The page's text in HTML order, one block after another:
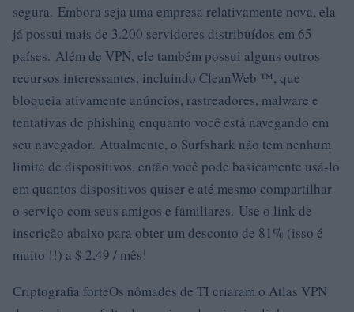
segura. Embora seja uma empresa relativamente nova, ela
já possui mais de 3.200 servidores distribuídos em 65
países. Além de VPN, ele também possui alguns outros
recursos interessantes, incluindo CleanWeb ™, que
bloqueia ativamente anúncios, rastreadores, malware e
tentativas de phishing enquanto você está navegando em
seu navegador. Atualmente, o Surfshark não tem nenhum
limite de dispositivos, então você pode basicamente usá-lo
em quantos dispositivos quiser e até mesmo compartilhar
o serviço com seus amigos e familiares. Use o link de
inscrição abaixo para obter um desconto de 81% (isso é
muito !!) a $ 2,49 / mês!
Criptografia forteOs nômades de TI criaram o Atlas VPN